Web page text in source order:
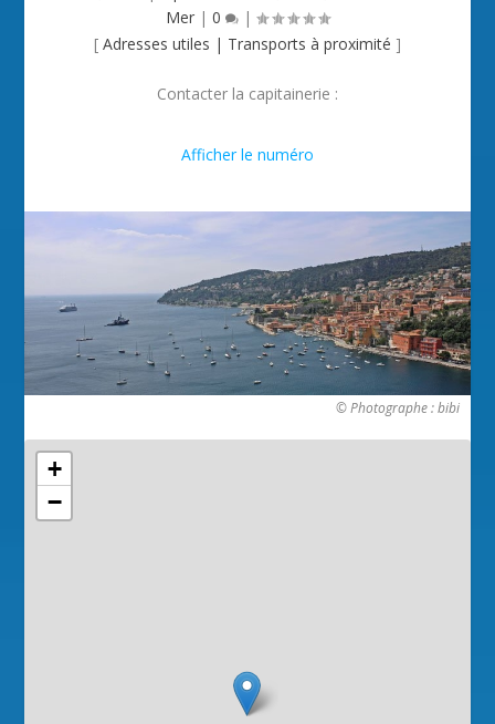
Mer | 0
|
[ Adresses utiles | Transports à proximité ]
Contacter la capitainerie :
Afficher le numéro
© Photographe : bibi
+
−